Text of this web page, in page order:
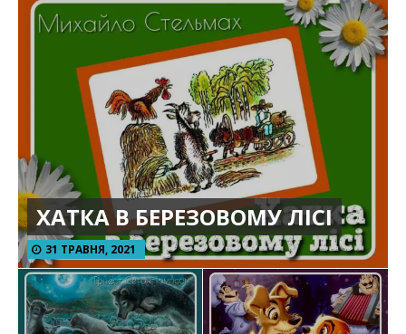
ХАТКА В БЕРЕЗОВОМУ ЛІСІ
31 ТРАВНЯ, 2021